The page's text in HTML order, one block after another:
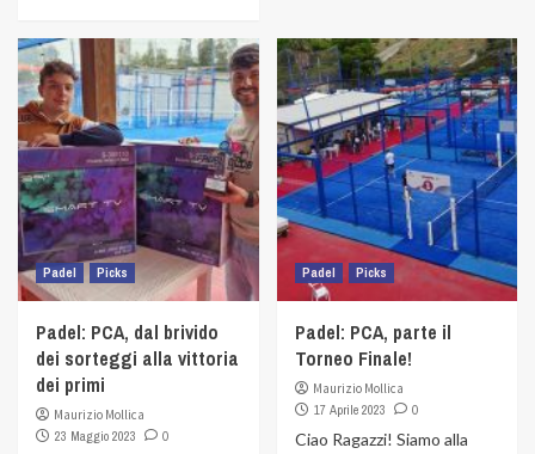
Padel Picks
Padel: PCA, dal brivido
dei sorteggi alla vittoria
dei primi
Maurizio Mollica
23 Maggio 2023
0
Padel Picks
Padel: PCA, parte il
Torneo Finale!
Maurizio Mollica
17 Aprile 2023
0
Ciao Ragazzi! Siamo alla